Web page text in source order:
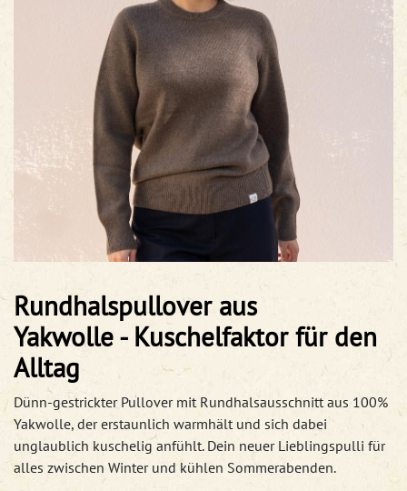
Rundhalspullover aus
Yakwolle - Kuschelfaktor für den
Alltag
Dünn-gestrickter Pullover mit Rundhalsausschnitt aus 100%
Yakwolle, der erstaunlich warmhält und sich dabei
unglaublich kuschelig anfühlt. Dein neuer Lieblingspulli für
alles zwischen Winter und kühlen Sommerabenden.